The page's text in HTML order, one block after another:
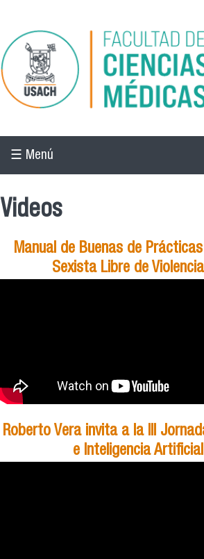
Pasar al contenido principal
☰ Menú
Videos
Manual de Buenas de
Sexista Libre de
Roberto Vera invita a la III
e Inteligencia